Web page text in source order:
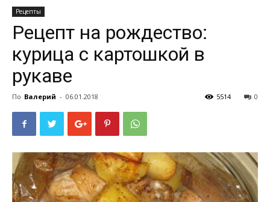
сам
Рецепты
Рецепт на рождество:
курица с картошкой в
рукаве
По Валерий - 06.01.2018 0
5514